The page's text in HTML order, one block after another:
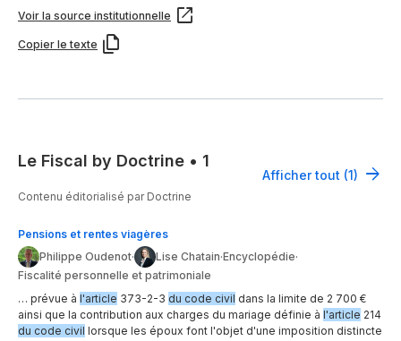
Voir la source institutionnelle
Copier le texte
Le Fiscal by Doctrine • 1
Afficher tout (1)
Contenu éditorialisé par Doctrine
Pensions et rentes viagères
Philippe Oudenot· Lise Chatain·Encyclopédie·
Fiscalité personnelle et patrimoniale
… prévue à l'article 373-2-3 du code civil dans la limite de 2 700 €
ainsi que la contribution aux charges du mariage définie à l'article 214
du code civil lorsque les époux font l'objet d'une imposition distincte